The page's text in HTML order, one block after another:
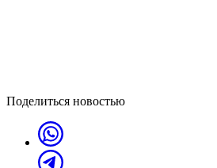
Поделиться новостью